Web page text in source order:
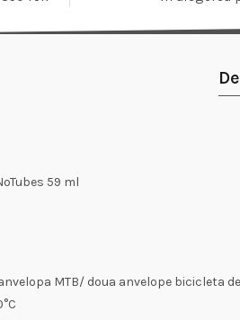
59 ml
MTB/ doua anvelope bicicleta